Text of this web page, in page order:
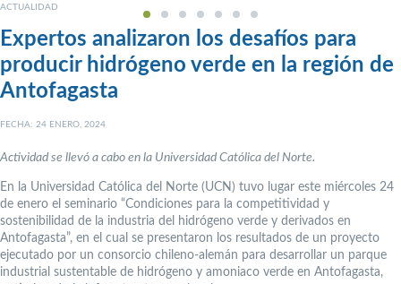
ACTUALIDAD
Expertos analizaron los desafíos para
producir hidrógeno verde en la región de
Antofagasta
FECHA: 24 ENERO, 2024
Actividad se llevó a cabo en la Universidad Católica del Norte.
En la Universidad Católica del Norte (UCN) tuvo lugar este miércoles 24
de enero el seminario “Condiciones para la competitividad y
sostenibilidad de la industria del hidrógeno verde y derivados en
Antofagasta”, en el cual se presentaron los resultados de un proyecto
ejecutado por un consorcio chileno-alemán para desarrollar un parque
industrial sustentable de hidrógeno y amoniaco verde en Antofagasta,